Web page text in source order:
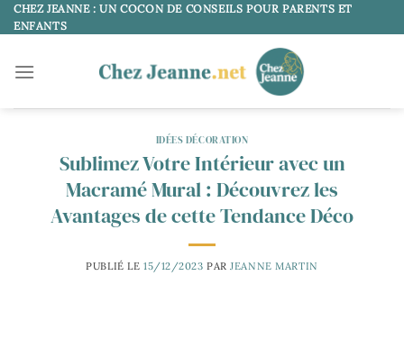
Passer
au
CHEZ JEANNE : UN COCON DE CONSEILS POUR PARENTS ET
ENFANTS
IDÉES DÉCORATION
Sublimez Votre Intérieur avec un
Macramé Mural : Découvrez les
Avantages de cette Tendance Déco
PUBLIÉ LE 15/12/2023 PAR JEANNE MARTIN